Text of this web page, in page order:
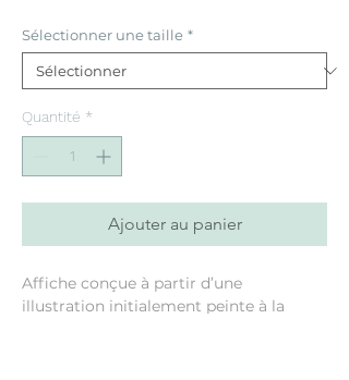
Sélectionner une taille *
Quantité *
Ajouter au panier
Affiche conçue à partir d’une
illustration initialement peinte à la